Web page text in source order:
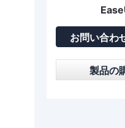
お問い合わ
製品の